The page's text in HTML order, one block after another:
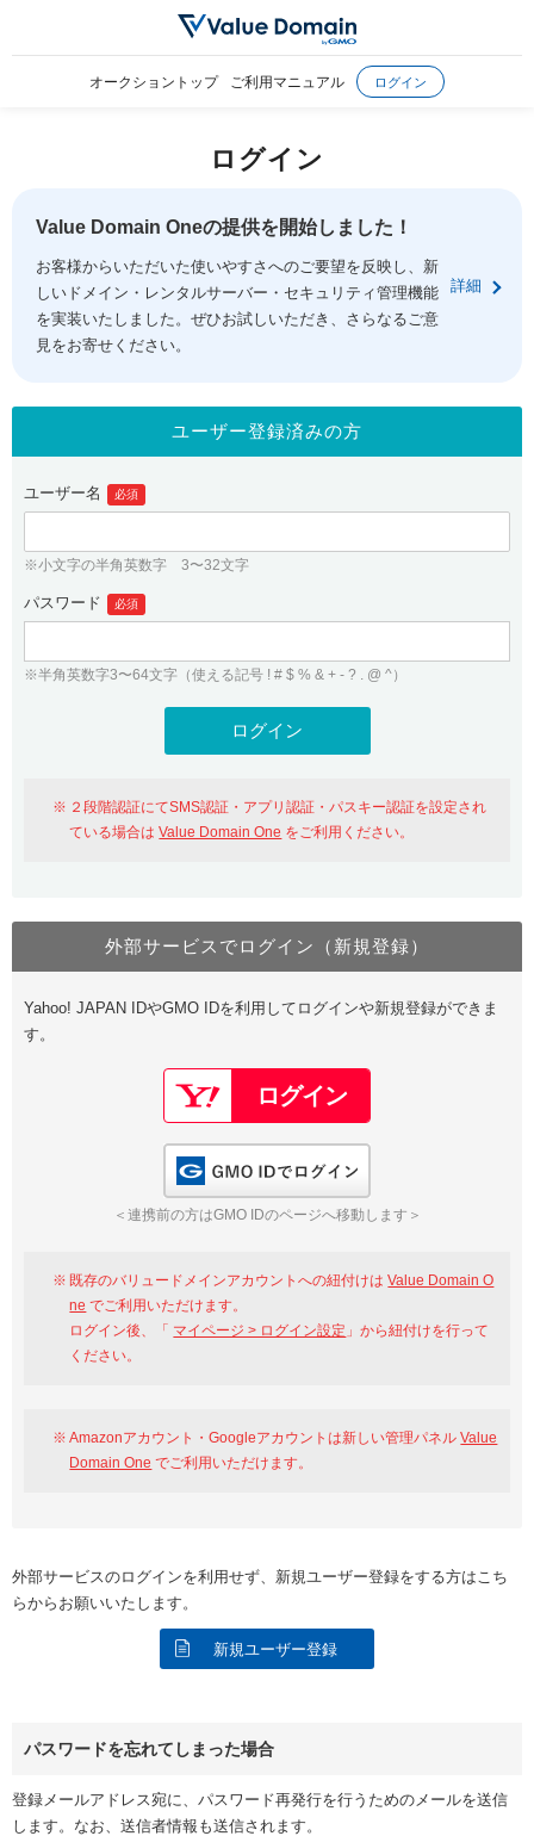
オークショントップ ご利用マニュアル ログイン
ログイン
Value Domain Oneの提供を開始しました！
お客様からいただいた使いやすさへのご要望を反映し、新
しいドメイン・レンタルサーバー・セキュリティ管理機能
を実装いたしました。ぜひお試しいただき、さらなるご意
見をお寄せください。
詳細
ユーザー登録済みの方
ユーザー名 必須
※小文字の半角英数字 3〜32文字
パスワード 必須
※半角英数字3〜64文字（使える記号 ! # $ % & + - ? . @ ^）
２段階認証にてSMS認証・アプリ認証・パスキー認証を設定され
ている場合はValue Domain One をご利用ください。
外部サービスでログイン（新規登録）
Yahoo! JAPAN IDやGMO IDを利用してログインや新規登録ができま
す。
＜連携前の方はGMO IDのページへ移動します＞
既存のバリュードメインアカウントへの紐付けはValue Domain O
ne でご利用いただけます。
ログイン後、「 マイページ > ログイン設定 」から紐付けを行って
ください。
Amazonアカウント・Googleアカウントは新しい管理パネルValue
Domain One でご利用いただけます。
外部サービスのログインを利用せず、新規ユーザー登録をする方はこち
らからお願いいたします。
新規ユーザー登録
パスワードを忘れてしまった場合
登録メールアドレス宛に、パスワード再発行を行うためのメールを送信
します。なお、送信者情報も送信されます。